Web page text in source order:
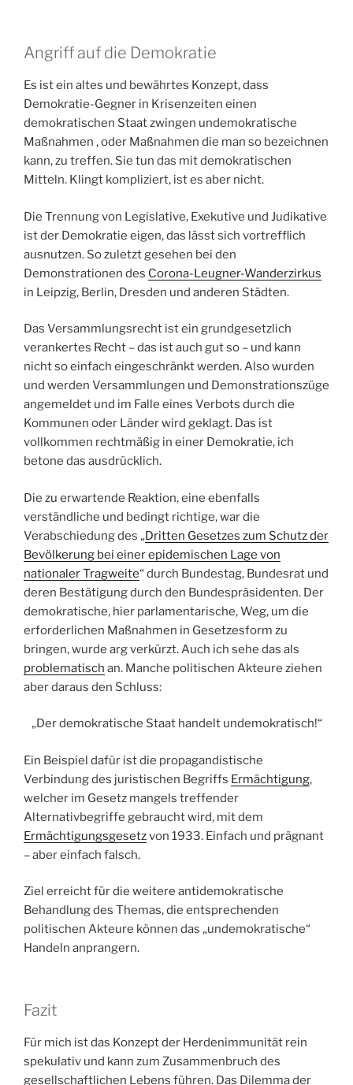
Angriff auf die Demokratie
Es ist ein altes und bewährtes Konzept, dass
Demokratie-Gegner in Krisenzeiten einen
demokratischen Staat zwingen undemokratische
Maßnahmen , oder Maßnahmen die man so bezeichnen
kann, zu treffen. Sie tun das mit demokratischen
Mitteln. Klingt kompliziert, ist es aber nicht.
Die Trennung von Legislative, Exekutive und Judikative
ist der Demokratie eigen, das lässt sich vortrefflich
ausnutzen. So zuletzt gesehen bei den
Demonstrationen des Corona-Leugner-Wanderzirkus
in Leipzig, Berlin, Dresden und anderen Städten.
Das Versammlungsrecht ist ein grundgesetzlich
verankertes Recht – das ist auch gut so – und kann
nicht so einfach eingeschränkt werden. Also wurden
und werden Versammlungen und Demonstrationszüge
angemeldet und im Falle eines Verbots durch die
Kommunen oder Länder wird geklagt. Das ist
vollkommen rechtmäßig in einer Demokratie, ich
betone das ausdrücklich.
Die zu erwartende Reaktion, eine ebenfalls
verständliche und bedingt richtige, war die
Verabschiedung des „Dritten Gesetzes zum Schutz der
Bevölkerung bei einer epidemischen Lage von
nationaler Tragweite“ durch Bundestag, Bundesrat und
deren Bestätigung durch den Bundespräsidenten. Der
demokratische, hier parlamentarische, Weg, um die
erforderlichen Maßnahmen in Gesetzesform zu
bringen, wurde arg verkürzt. Auch ich sehe das als
problematisch an. Manche politischen Akteure ziehen
aber daraus den Schluss:
„Der demokratische Staat handelt undemokratisch!“
Ein Beispiel dafür ist die propagandistische
Verbindung des juristischen Begriffs Ermächtigung,
welcher im Gesetz mangels treffender
Alternativbegriffe gebraucht wird, mit dem
Ermächtigungsgesetzvon 1933. Einfach und prägnant
– aber einfach falsch.
Ziel erreicht für die weitere antidemokratische
Behandlung des Themas, die entsprechenden
politischen Akteure können das „undemokratische“
Handeln anprangern.
Fazit
Für mich ist das Konzept der Herdenimmunität rein
spekulativ und kann zum Zusammenbruch des
gesellschaftlichen Lebens führen. Das Dilemma der